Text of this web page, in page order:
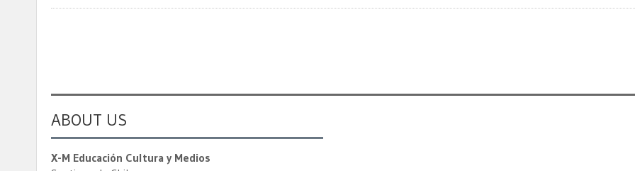
ABOUT US
X-M Educación Cultura y Medios